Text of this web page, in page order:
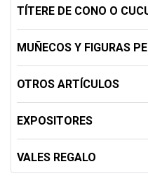
TÍTERE DE CONO O
MUÑECOS Y FIGURAS
OTROS ARTÍCULOS
EXPOSITORES
VALES REGALO